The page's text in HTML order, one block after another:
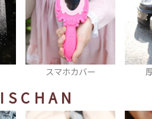
厚底シューズ